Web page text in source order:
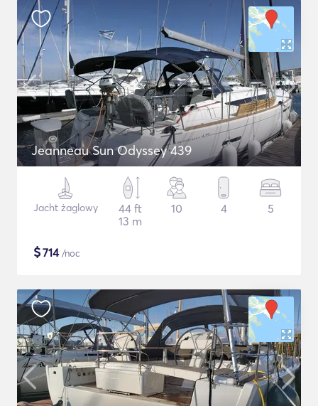
Jeanneau Sun Odyssey 439
Jacht żaglowy
44 ft
13 m
10 4 5
$714/noc